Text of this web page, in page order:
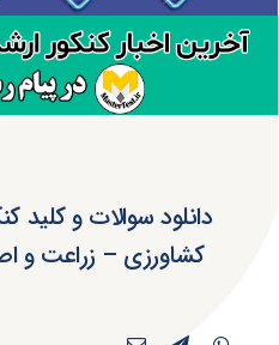
کشاورزی – زراعت و